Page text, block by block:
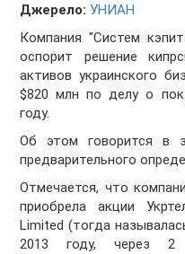
Джерело: УНИАН
Компания "Систем
оспорит решение
активов украинского
$820 млн по делу о
году.
Об этом говорится в
предварительного
Отмечается, что
приобрела акции
Limited (тогда
2013 году, через 2